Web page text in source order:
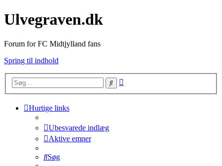
Ulvegraven.dk
Forum for FC Midtjylland fans
Spring til indhold
Søg
Hurtige links
Ubesvarede indlæg
Aktive emner
Søg